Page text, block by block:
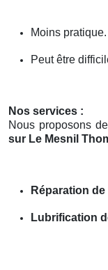
Moins pratique.
Peut être
Nos services :
Nous proposons
sur Le Mesnil
Réparation
Lubrification